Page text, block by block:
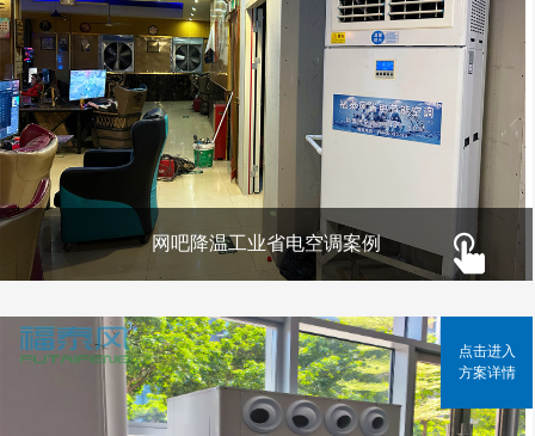
网吧降温工业省电空调案例
点击进入
方案详情